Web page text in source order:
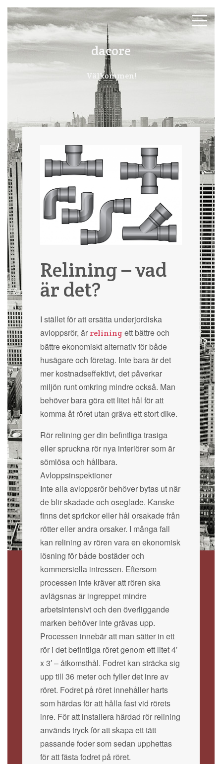
dacore
Välkommen!
Relining – vad
är det?
I stället för att ersätta underjordiska
avloppsrör, är reliningett bättre och
bättre ekonomiskt alternativ för både
husägare och företag. Inte bara är det
mer kostnadseffektivt, det påverkar
miljön runt omkring mindre också. Man
behöver bara göra ett litet hål för att
komma åt röret utan gräva ett stort dike.
Rör relining ger din befintliga trasiga
eller spruckna rör nya interiörer som är
sömlösa och hållbara.
Avloppsinspektioner
Inte alla avloppsrör behöver bytas ut när
de blir skadade och oseglade. Kanske
finns det sprickor eller hål orsakade från
rötter eller andra orsaker. I många fall
kan relining av rören vara en ekonomisk
lösning för både bostäder och
kommersiella intressen. Eftersom
processen inte kräver att rören ska
avlägsnas är ingreppet mindre
arbetsintensivt och den överliggande
marken behöver inte grävas upp.
Processen innebär att man sätter in ett
rör i det befintliga röret genom ett litet 4′
x 3′ – åtkomsthål. Fodret kan sträcka sig
upp till 36 meter och fyller det inre av
röret. Fodret på röret innehåller harts
som härdas för att hålla fast vid rörets
inre. För att installera härdad rör relining
används tryck för att skapa ett tätt
passande foder som sedan upphettas
för att fästa fodret på röret.